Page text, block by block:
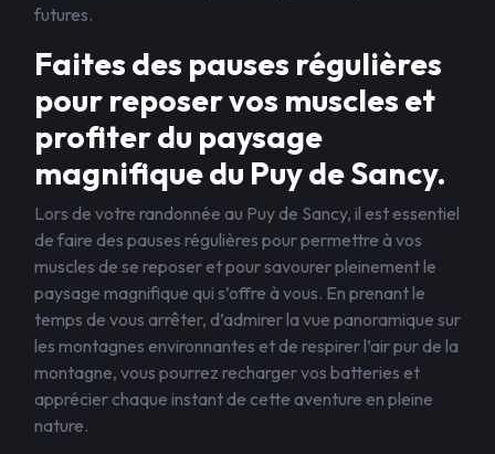
futures.
Faites des pauses régulières
pour reposer vos muscles et
profiter du paysage
magnifique du Puy de Sancy.
Lors de votre randonnée au Puy de Sancy, il est essentiel
de faire des pauses régulières pour permettre à vos
muscles de se reposer et pour savourer pleinement le
paysage magnifique qui s’offre à vous. En prenant le
temps de vous arrêter, d’admirer la vue panoramique sur
les montagnes environnantes et de respirer l’air pur de la
montagne, vous pourrez recharger vos batteries et
apprécier chaque instant de cette aventure en pleine
nature.